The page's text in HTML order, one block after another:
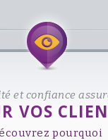
Available on
et confiance
VOS
pourquoi